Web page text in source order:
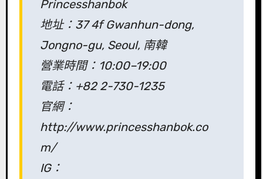
Princesshanbok
地址：37 4f Gwanhun-dong,
Jongno-gu, Seoul, 南韓
營業時間：10:00–19:00
電話：+82 2-730-1235
官網：
http://www.princesshanbok.co
m/
IG：